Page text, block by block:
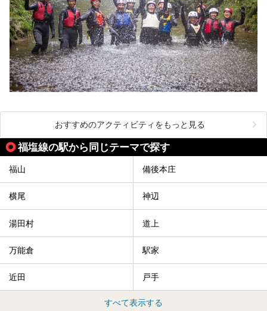
おすすめのアクティビティをもっと見る
福塩線の駅から同じテーマで探す
福山 備後本庄
横尾 神辺
湯田村 道上
万能倉 駅家
近田 戸手
すべて表示する